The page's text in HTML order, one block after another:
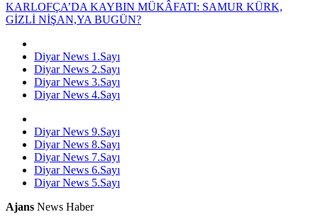
KARLOFÇA’DA KAYBIN MÜKÂFATI: SAMUR KÜRK,
GİZLİ NİŞAN,YA BUGÜN?
Diyar News 1.Sayı
Diyar News 2.Sayı
Diyar News 3.Sayı
Diyar News 4.Sayı
Diyar News 9.Sayı
Diyar News 8.Sayı
Diyar News 7.Sayı
Diyar News 6.Sayı
Diyar News 5.Sayı
Ajans News Haber